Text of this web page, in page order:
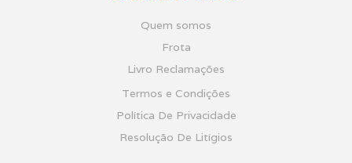
Quem somos
Frota
Livro Reclamações
Termos e Condições
Política De Privacidade
Resolução De Litígios